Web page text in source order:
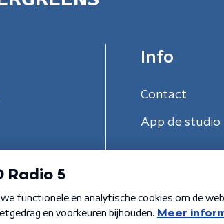
Info
Contact
App de studio
Privacybeleid